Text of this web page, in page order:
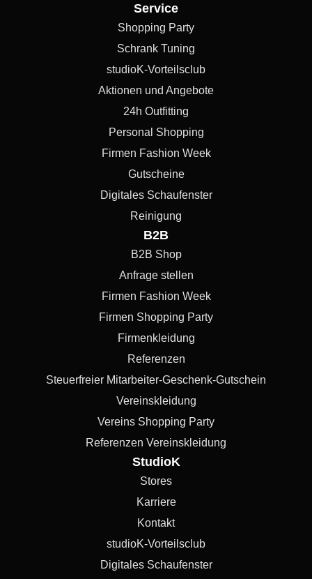
Service
Shopping Party
Schrank Tuning
studioK-Vorteilsclub
Aktionen und Angebote
24h Outfitting
Personal Shopping
Firmen Fashion Week
Gutscheine
Digitales Schaufenster
Reinigung
B2B
B2B Shop
Anfrage stellen
Firmen Fashion Week
Firmen Shopping Party
Firmenkleidung
Referenzen
Steuerfreier Mitarbeiter-Geschenk-Gutschein
Vereinskleidung
Vereins Shopping Party
Referenzen Vereinskleidung
StudioK
Stores
Karriere
Kontakt
studioK-Vorteilsclub
Digitales Schaufenster